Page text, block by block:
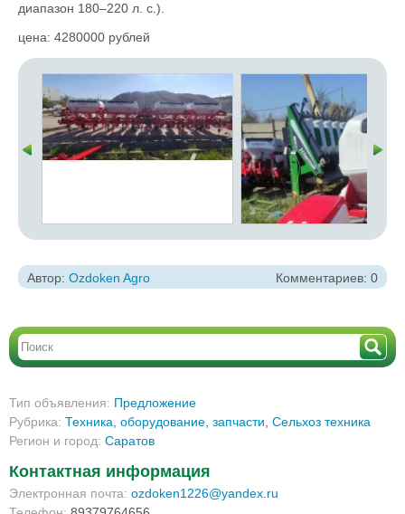
диапазон 180–220 л. с.).
цена: 4280000 рублей
Автор: Ozdoken Agro Комментариев: 0
Тип объявления: Предложение
Рубрика: Техника, оборудование, запчасти Сельхоз техника
Регион и город: Саратов
Контактная информация
Электронная почта: ozdoken1226@yandex.ru